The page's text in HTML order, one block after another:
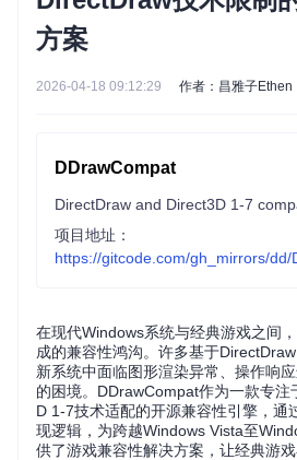
方案
2026-04-18 09:12:29 作者：昌雅子Ethen
DDrawCompat
项目地址：
https://gitcode.com/gh_mirrors/dd/
在现代Windows系统与经典游戏之间
成的兼容性鸿沟。许多基于
新系统中面临图形渲染异常、操作响
的困境。DDrawCompat作为一款专注
D 1-7技术适配的开源兼容性引擎，通
现逻辑，为跨越Windows Vista至
供了游戏兼容性解决方案，让经典游